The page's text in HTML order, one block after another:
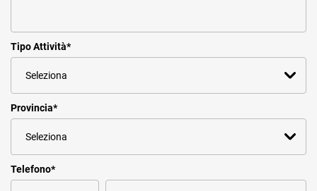
Tipo Attività*
Provincia*
Telefono*